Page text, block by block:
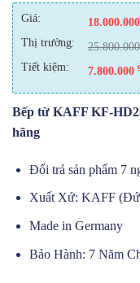
3.5
5 dựa
trên
2
đánh giá
Giá: 18.000.000
Thị trường:
Tiết kiệm: 7.800.000
Bếp từ KAFF KF-
hãng
Đổi trả sản phẩm 7
Xuất Xứ: KAFF
Made in Germany
Bảo Hành: 7 Năm